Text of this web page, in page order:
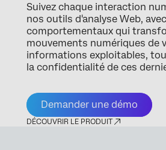
Suivez chaque interaction
nos outils d'analyse Web,
comportementaux qui
mouvements numériques de
informations exploitables,
la confidentialité de ces
Demander une démo
DÉCOUVRIR LE PRODUIT